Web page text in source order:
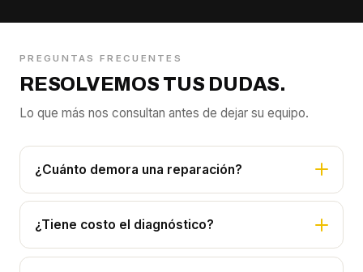
PREGUNTAS FRECUENTES
RESOLVEMOS TUS DUDAS.
Lo que más nos consultan antes de dejar su equipo.
¿Cuánto demora una reparación?
¿Tiene costo el diagnóstico?